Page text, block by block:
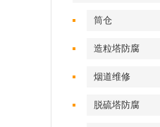
筒仓
造粒塔防腐
烟道维修
脱硫塔防腐